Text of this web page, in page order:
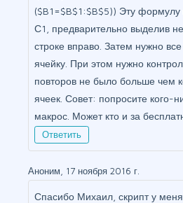
($B1=$B$1:$B$5)) Эту формулу
С1, предварительно выделив
строке вправо. Затем нужно
ячейку. При этом нужно
повторов не было больше чем
ячеек. Совет: попросите кого-
макрос. Может кто и за
Ответить
Аноним, 17 ноября 2016 г.
Спасибо Михаил, скрипт у